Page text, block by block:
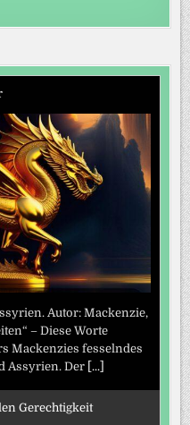
Autor: Mackenzie,
– Diese Worte
Mackenzies fesselndes
Assyrien. Der [...]
Gerechtigkeit